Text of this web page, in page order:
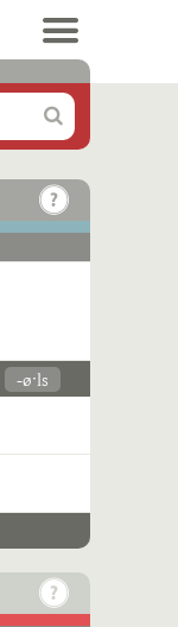
-øˑls